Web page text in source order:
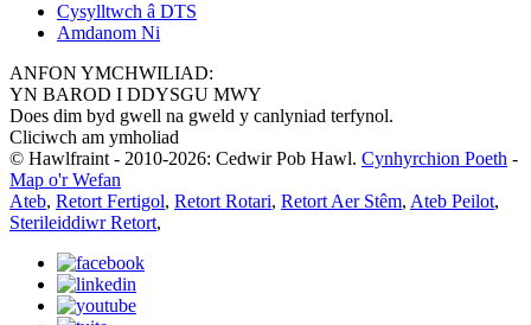
Cysylltwch â DTS
Amdanom Ni
ANFON YMCHWILIAD:
YN BAROD I DDYSGU MWY
Does dim byd gwell na gweld y canlyniad terfynol.
Cliciwch am ymholiad
© Hawlfraint - 2010-2026: Cedwir Pob Hawl. Cynhyrchion Poeth -
Map o'r Wefan
Ateb, Retort Fertigol, Retort Rotari, Retort Aer Stêm, Ateb Peilot,
Sterileiddiwr Retort,